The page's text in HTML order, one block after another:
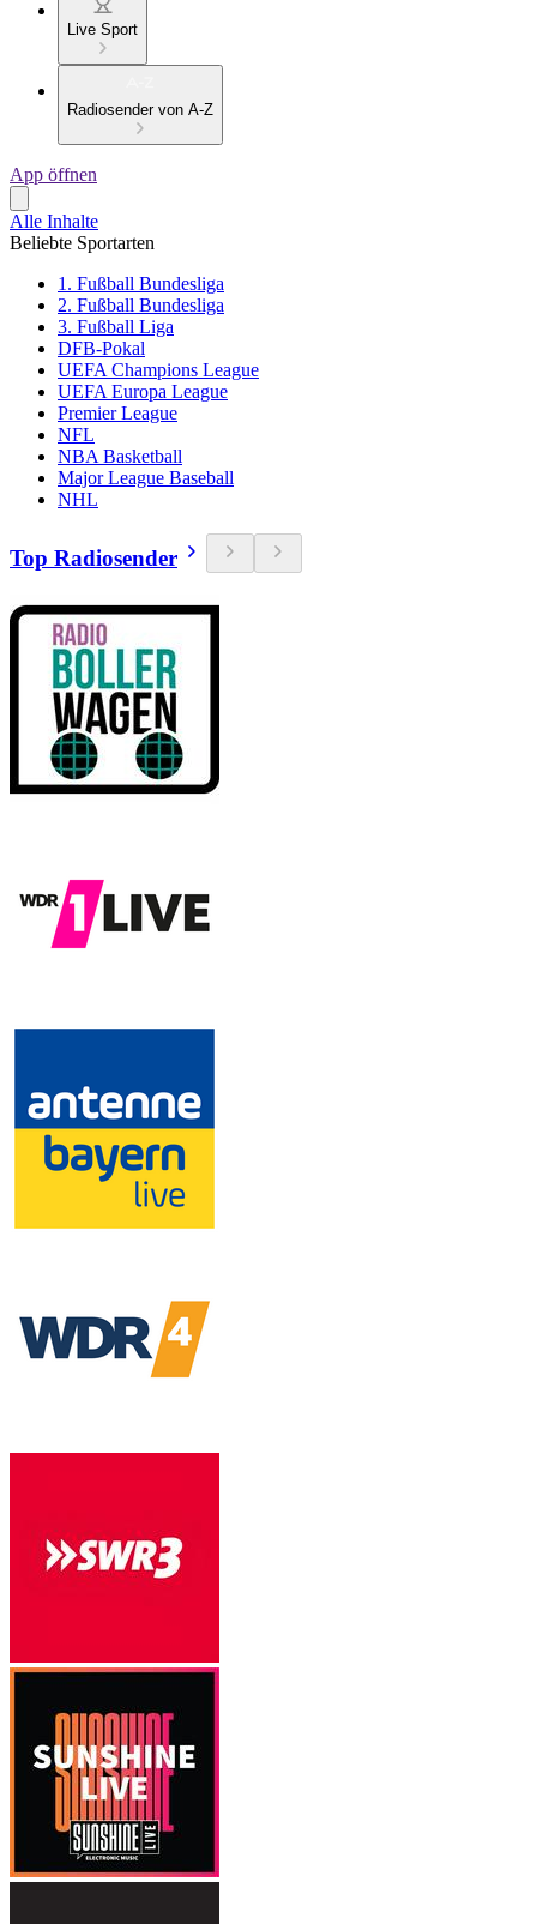
Live Sport
Radiosender von A-Z
App öffnen
Alle Inhalte
Beliebte Sportarten
1. Fußball Bundesliga
2. Fußball Bundesliga
3. Fußball Liga
DFB-Pokal
UEFA Champions League
UEFA Europa League
Premier League
NFL
NBA Basketball
Major League Baseball
NHL
Top Radiosender